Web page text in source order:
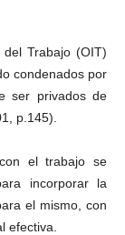
Trabajo (OIT)
condenados por
ser privados de
p.145).
el trabajo se
incorporar la
el mismo, con
efectiva.